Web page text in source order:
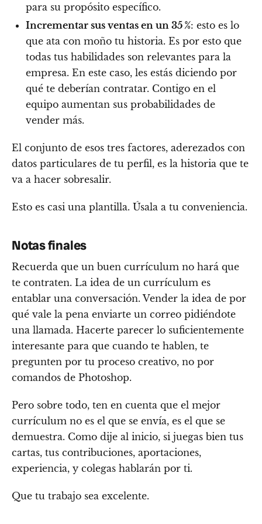
para su propósito específico.
Incrementar sus ventas en un 35 %: esto es lo
que ata con moño tu historia. Es por esto que
todas tus habilidades son relevantes para la
empresa. En este caso, les estás diciendo por
qué te deberían contratar. Contigo en el
equipo aumentan sus probabilidades de
vender más.
El conjunto de esos tres factores, aderezados con
datos particulares de tu perfil, es la historia que te
va a hacer sobresalir.
Esto es casi una plantilla. Úsala a tu conveniencia.
Notas finales
Recuerda que un buen currículum no hará que
te contraten. La idea de un currículum es
entablar una conversación. Vender la idea de por
qué vale la pena enviarte un correo pidiéndote
una llamada. Hacerte parecer lo suficientemente
interesante para que cuando te hablen, te
pregunten por tu proceso creativo, no por
comandos de Photoshop.
Pero sobre todo, ten en cuenta que el mejor
currículum no es el que se envía, es el que se
demuestra. Como dije al inicio, si juegas bien tus
cartas, tus contribuciones, aportaciones,
experiencia, y colegas hablarán por ti.
Que tu trabajo sea excelente.